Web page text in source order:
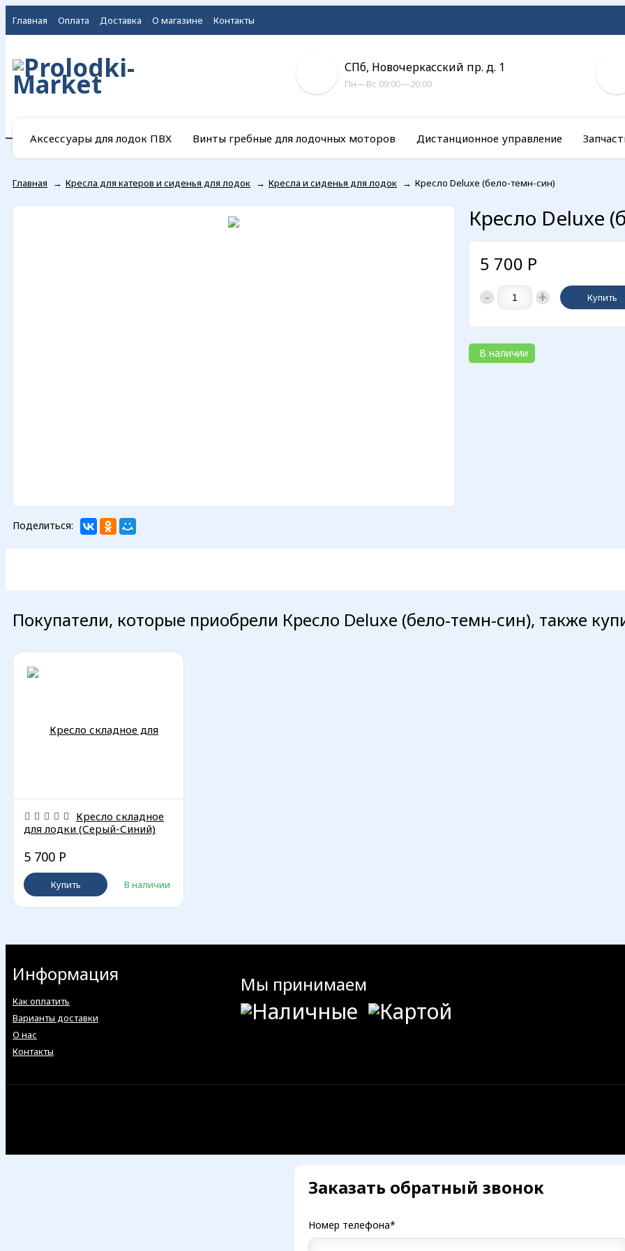
Главная Оплата Доставка О магазине Контакты
СПб, Новочеркасский пр. д. 1
Пн—Вс 09:00—20:00
Аксессуары для лодок ПВХ Винты гребные для лодочных моторов Дистанционное управление
Главная → Кресла для катеров и сиденья для лодок → Кресла и сиденья для лодок → Кресло Deluxe (бело-темн-син)
Поделиться:
Кресло Deluxe
5 700 Р
- + Купить
В наличии
Покупатели, которые приобрели Кресло Deluxe (бело-темн-син), также
Кресло складное
для лодки (Серый-Синий)
5 700 Р
Купить В наличии
Информация
Как оплатить
Варианты доставки
О нас
Контакты
Мы принимаем
Заказать обратный звонок
Номер телефона*